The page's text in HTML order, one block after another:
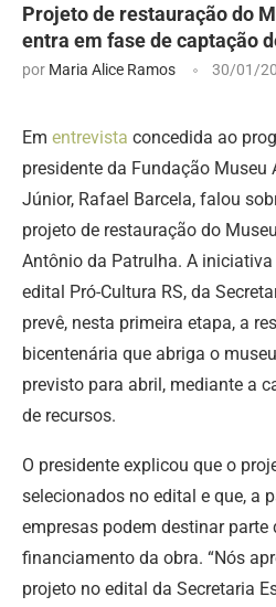
Projeto de restauração do
entra em fase de captação
por Maria Alice Ramos 30/01/
Em entrevista concedida ao
presidente da Fundação
Júnior, Rafael Barcela, falou
projeto de restauração do
Antônio da Patrulha. A
edital Pró-Cultura RS, da
prevê, nesta primeira etapa, a
bicentenária que abriga o
previsto para abril, mediante a
de recursos.
O presidente explicou que o
selecionados no edital e que, a
empresas podem destinar parte
financiamento da obra. “Nós
projeto no edital da Secretaria